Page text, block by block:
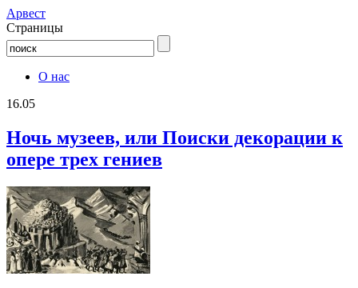
Aрвест
Страницы
О нас
16.05
Ночь музеев, или Поиски декорации к
опере трех гениев